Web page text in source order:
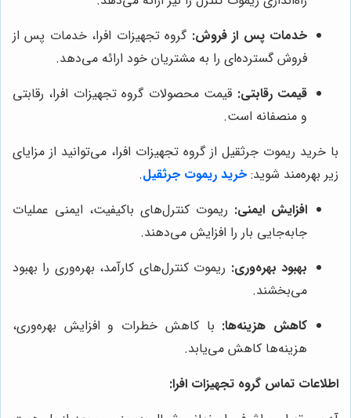
خدمات پس از فروش: گروه تجهیزات افرا، خدمات پس از
فروش گسترده‌ای را به مشتریان خود ارائه می‌دهد.
قیمت رقابتی: قیمت محصولات گروه تجهیزات افرا، رقابتی
و منصفانه است.
با خرید ریموت جرثقیل از گروه تجهیزات افرا، می‌توانید از مزایای
زیر بهره‌مند شوید: خرید ریموت جرثقیل.
افزایش ایمنی: ریموت کنترل‌های باکیفیت، ایمنی عملیات
جابه‌جایی بار را افزایش می‌دهند.
بهبود بهره‌وری: ریموت کنترل‌های کارآمد، بهره‌وری را بهبود
می‌بخشند.
کاهش هزینه‌ها: با کاهش خطرات و افزایش بهره‌وری،
هزینه‌ها کاهش می‌یابد.
اطلاعات تماس گروه تجهیزات افرا: